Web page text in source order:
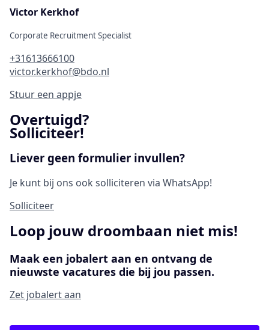
Victor Kerkhof
Corporate Recruitment Specialist
+31613666100
victor.kerkhof@bdo.nl
Stuur een appje
Overtuigd?
Solliciteer!
Liever geen formulier invullen?
Je kunt bij ons ook solliciteren via WhatsApp!
Solliciteer
Loop jouw droombaan niet mis!
Maak een jobalert aan en ontvang de
nieuwste vacatures die bij jou passen.
Zet jobalert aan